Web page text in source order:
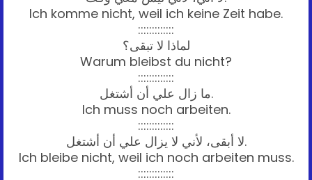
Ich komme nicht, weil ich keine Zeit habe.
:::::::::::::
لماذا لا تبقى؟
Warum bleibst du nicht?
:::::::::::::
ما زال علي أن أشتغل.
Ich muss noch arbeiten.
:::::::::::::
لا أبقى، لأني لا يزال علي أن أشتغل.
Ich bleibe nicht, weil ich noch arbeiten muss.
:::::::::::::